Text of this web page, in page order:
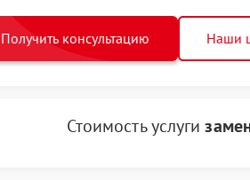
Получить консультацию Наши
Стоимость услуги